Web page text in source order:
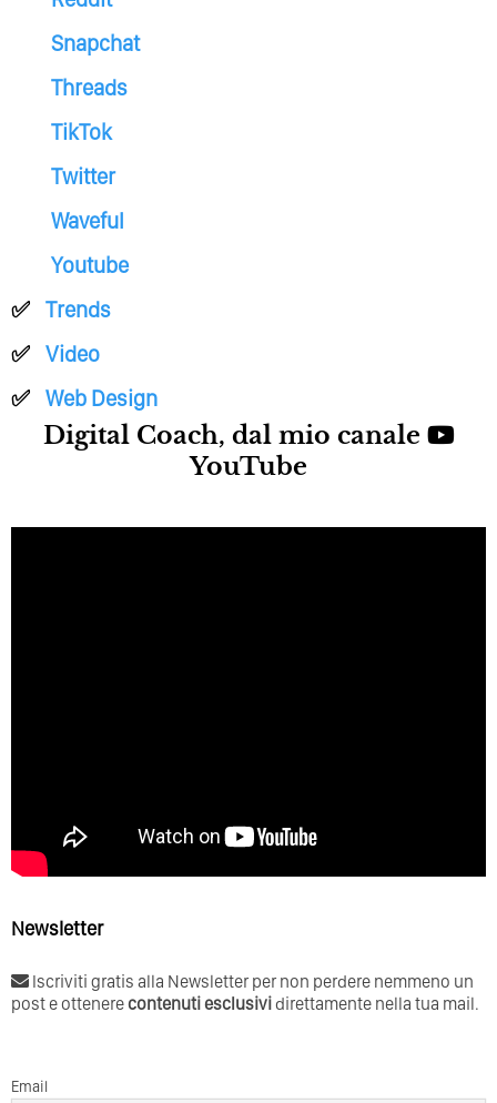
Snapchat
Threads
TikTok
Twitter
Waveful
Youtube
Trends
Video
Web Design
Digital Coach, dal mio canale
YouTube
Newsletter
Iscriviti gratis alla Newsletter per non perdere nemmeno un
post e ottenerecontenuti esclusividirettamente nella tua mail.
Email